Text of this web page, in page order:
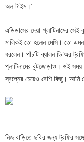
অল টাইম।’
এডিডাসের দেয়া প্লাটিনামের
মালিকই তো হলেন মেসি। তো
ধরলেন। পাঁচটি ব্যালন ডি’অর
প্লাটিনামের বুটজোড়াও। ওই সময়
স্বপ্নের চেয়েও বেশি কিছু। আমি
নিজ বাড়িতে ছবির জন্য ট্রফির